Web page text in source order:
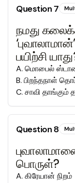
Question7
நமது
பயிற்சி
A. மொபைல்
B. பிறந்தநாள்
C. சாவி தாங்கும்
Question8
பொருள்?
A. கிரேயான் நிறம்